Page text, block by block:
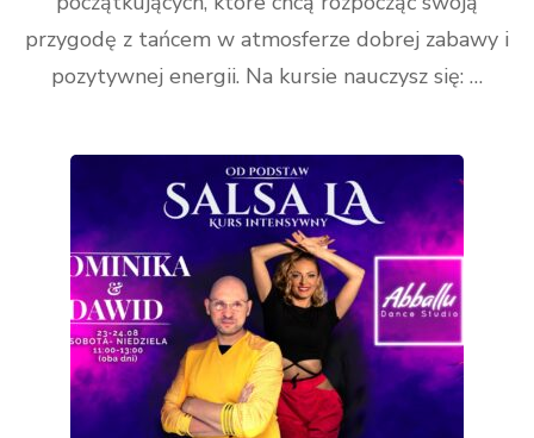
przygodę z tańcem w atmosferze dobrej zabawy i
pozytywnej energii. Na kursie nauczysz się: …